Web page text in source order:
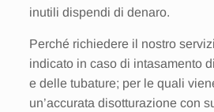
inutili dispendi di denaro.
Perché richiedere il nostro
indicato in caso di intasamento
e delle tubature; per le quali
un’accurata disotturazione con